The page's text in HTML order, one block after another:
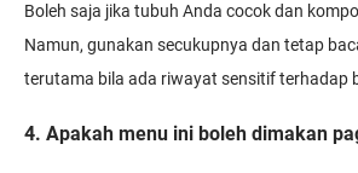
Boleh saja jika tubuh Anda cocok dan
Namun, gunakan secukupnya dan tetap
terutama bila ada riwayat sensitif terhadap
4. Apakah menu ini boleh dimakan